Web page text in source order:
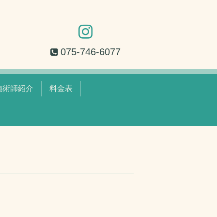
075-746-6077
術師紹介 料金表